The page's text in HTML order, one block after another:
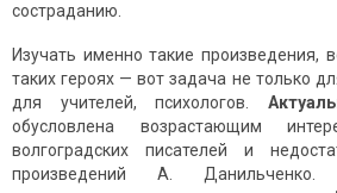
состраданию.
Изучать именно такие произведения,
таких героях — вот задача не только
для учителей, психологов.
обусловлена возрастающим
волгоградских писателей и
произведений А. Данильченко.